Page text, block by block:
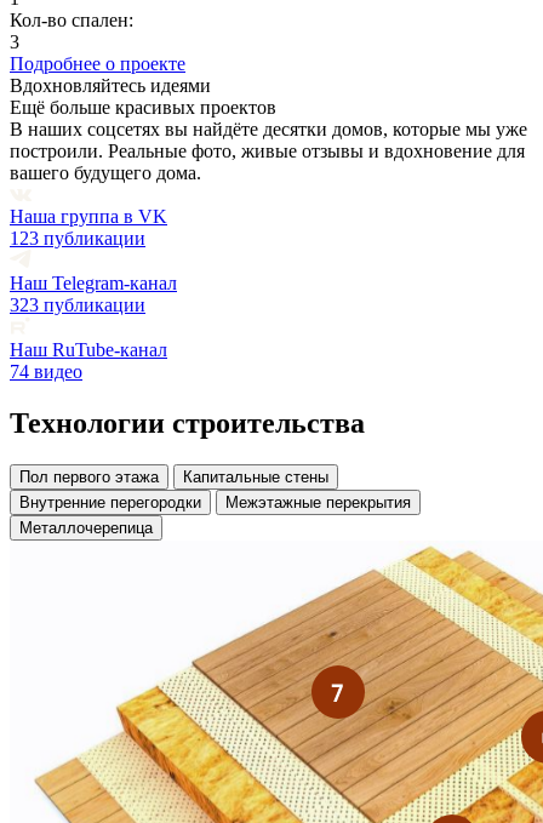
Кол-во спален:
3
Подробнее о проекте
Вдохновляйтесь идеями
Ещё больше красивых проектов
В наших соцсетях вы найдёте десятки домов, которые мы уже
построили. Реальные фото, живые отзывы и вдохновение для
вашего будущего дома.
Наша группа в VK
123 публикации
Наш Telegram-канал
323 публикации
Наш RuTube-канал
74 видео
Технологии строительства
Пол первого этажа
Капитальные стены
Внутренние перегородки
Межэтажные перекрытия
Металлочерепица